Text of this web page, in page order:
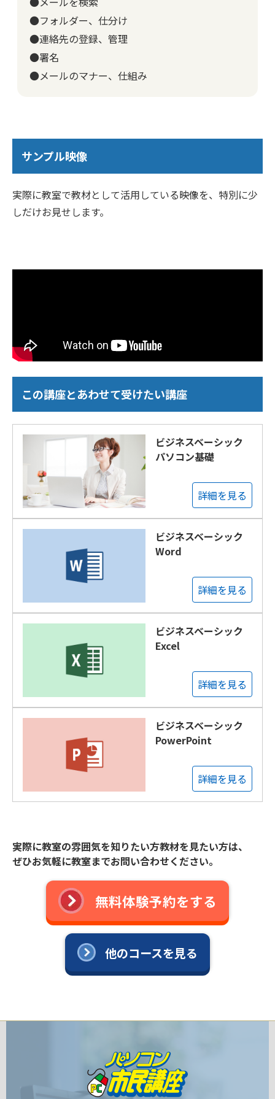
●フォルダー、仕分け
●連絡先の登録、管理
●署名
●メールのマナー、仕組み
サンプル映像
実際に教室で教材として活用している映像を、特別に少
しだけお見せします。
この講座とあわせて受けたい講座
ビジネスベーシック
パソコン基礎
詳細を見る
ビジネスベーシック
Word
詳細を見る
ビジネスベーシック
Excel
詳細を見る
ビジネスベーシック
PowerPoint
詳細を見る
実際に教室の雰囲気を知りたい方教材を見たい方は、
ぜひお気軽に教室までお問い合わせください。
無料体験予約をする
他のコースを見る